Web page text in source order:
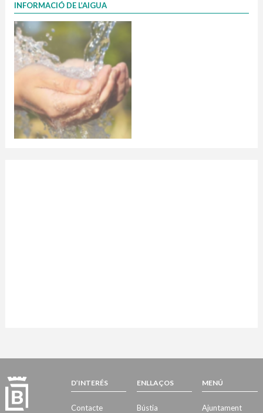
INFORMACIÓ DE L’AIGUA
D’INTERÉS
Contacte
ENLLAÇOS
Bústia
MENÚ
Ajuntament